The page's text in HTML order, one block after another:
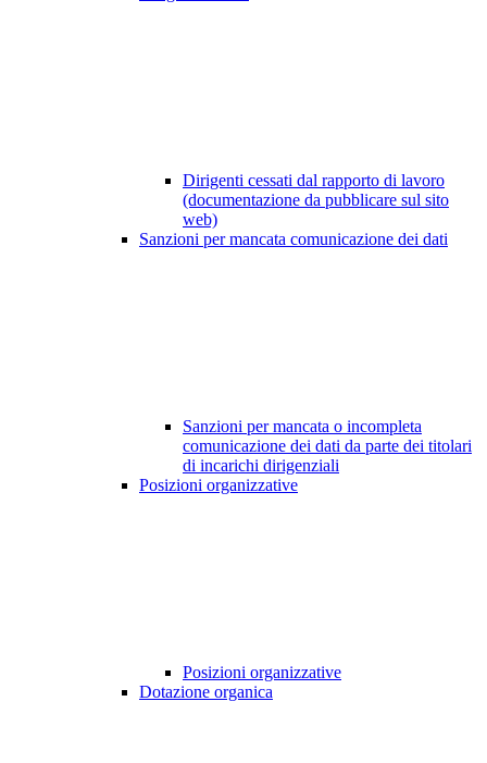
Dirigenti cessati dal rapporto di lavoro
(documentazione da pubblicare sul sito
web)
Sanzioni per mancata comunicazione dei dati
Sanzioni per mancata o incompleta
comunicazione dei dati da parte dei titolari
di incarichi dirigenziali
Posizioni organizzative
Posizioni organizzative
Dotazione organica